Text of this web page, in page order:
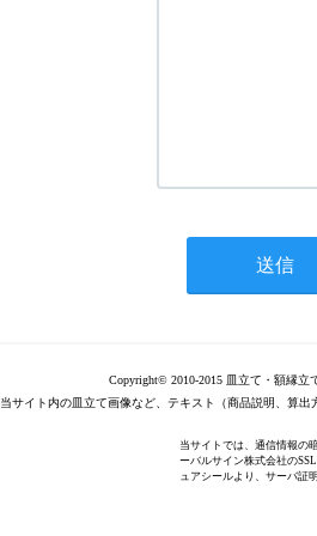
Copyright© 2010-2015 皿立て・額縁
当サイト内の皿立て画像など、テキスト（商品説明、算
当サイトでは、通信情報の
ーバルサイン株式会社の
ュアシールより、サーバ証